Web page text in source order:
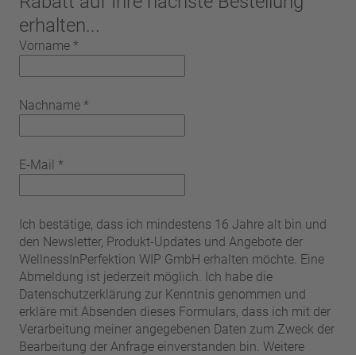
erhalten...
Vorname *
Nachname *
E-Mail *
Ich bestätige, dass ich mindestens 16 Jahre alt bin und
den Newsletter, Produkt-Updates und Angebote der
WellnessInPerfektion WIP GmbH erhalten möchte. Eine
Abmeldung ist jederzeit möglich. Ich habe die
Datenschutzerklärung zur Kenntnis genommen und
erkläre mit Absenden dieses Formulars, dass ich mit der
Verarbeitung meiner angegebenen Daten zum Zweck der
Bearbeitung der Anfrage einverstanden bin. Weitere